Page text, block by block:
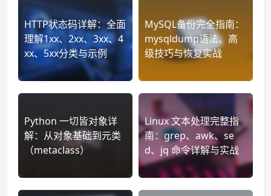
HTTP状态码详解：全面
理解1xx、2xx、3xx、4
xx、5xx分类与示例
MySQL备份完全指南：
mysqldump语法、高
级技巧与恢复实战
Python 一切皆对象详
解：从对象基础到元类
（metaclass）
Linux 文本处理完整指
南：grep、awk、se
d、jq 命令详解与实战